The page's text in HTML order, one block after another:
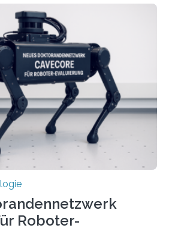
vor
Herkömmliche Silizium-
ihre Grenzen: Sie verbrauchen
und Verarbeitungseinheiten
und die Datenübertragung
aus. Da KI-Modelle
und riesige Datenmengen
steigt der Bedarf an neuen
Neben Quantencomputern
Roboter-